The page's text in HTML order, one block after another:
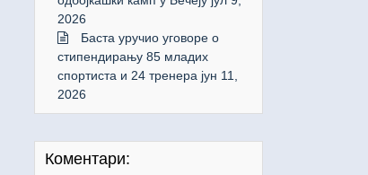
2026
Баста уручио уговоре о
стипендирању 85 младих
спортиста и 24 тренера јун 11,
2026
Коментари: